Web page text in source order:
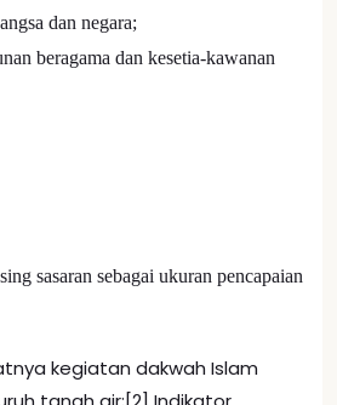
dan negara;
beragama dan kesetia-kawanan
sasaran sebagai ukuran pencapaian
kegiatan dakwah Islam